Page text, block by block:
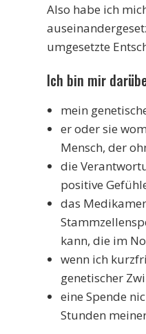
Also habe ich
umgesetzte
Ich bin mir
mein
er oder sie
Mensch, der
die
positive
das
kann, die im
wenn ich
genetischer
eine Spende
Stunden